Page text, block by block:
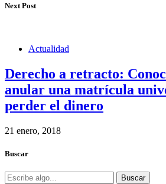
Next Post
Actualidad
Derecho a retracto:
anular una matrícula
perder el dinero
21 enero, 2018
Buscar
Buscar